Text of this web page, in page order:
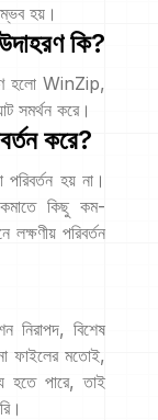
হয়।
কি?
হলো WinZip,
সমর্থন করে।
করে?
হয় না।
কিছু কম-
পরিবর্তন
নিরাপদ, বিশেষ
ফাইলের মতোই,
হতে পারে, তাই